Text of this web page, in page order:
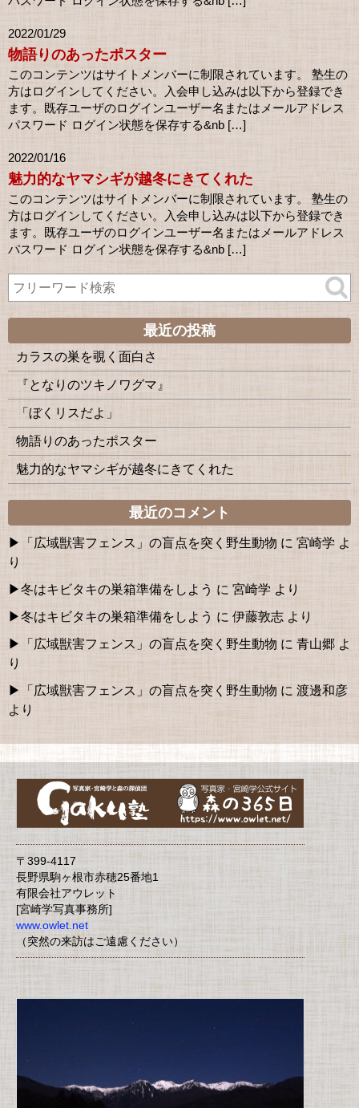
2022/01/29
物語りのあったポスター
このコンテンツはサイトメンバーに制限されています。 塾生の
方はログインしてください。入会申し込みは以下から登録でき
ます。既存ユーザのログインユーザー名またはメールアドレス
パスワード ログイン状態を保存する&nb […]
2022/01/16
魅力的なヤマシギが越冬にきてくれた
このコンテンツはサイトメンバーに制限されています。 塾生の
方はログインしてください。入会申し込みは以下から登録でき
ます。既存ユーザのログインユーザー名またはメールアドレス
パスワード ログイン状態を保存する&nb […]
最近の投稿
カラスの巣を覗く面白さ
『となりのツキノワグマ』
「ぼくリスだよ」
物語りのあったポスター
魅力的なヤマシギが越冬にきてくれた
最近のコメント
「広域獣害フェンス」の盲点を突く野生動物 に 宮崎学 よ
り
冬はキビタキの巣箱準備をしよう に 宮崎学 より
冬はキビタキの巣箱準備をしよう に 伊藤敦志 より
「広域獣害フェンス」の盲点を突く野生動物 に 青山郷 よ
り
「広域獣害フェンス」の盲点を突く野生動物 に 渡邊和彦
より
〒399-4117
長野県駒ヶ根市赤穂25番地1
有限会社アウレット
[宮崎学写真事務所]
www.owlet.net
（突然の来訪はご遠慮ください）